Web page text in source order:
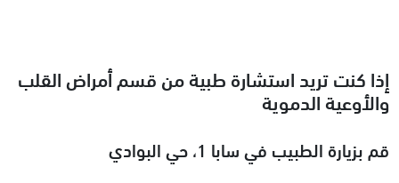
إذا كنت تريد استشارة طبية من قسم أمراض القلب
والأوعية الدموية
قم بزيارة الطبيب في سابا 1، حي البوادي